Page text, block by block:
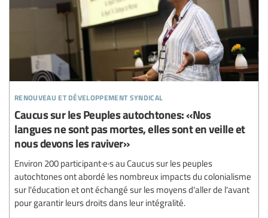
renouveau et développement syndical
Caucus sur les Peuples autochtones: «Nos
langues ne sont pas mortes, elles sont en veille et
nous devons les raviver»
Environ 200 participant·e·s au Caucus sur les peuples
autochtones ont abordé les nombreux impacts du colonialisme
sur l'éducation et ont échangé sur les moyens d'aller de l'avant
pour garantir leurs droits dans leur intégralité.